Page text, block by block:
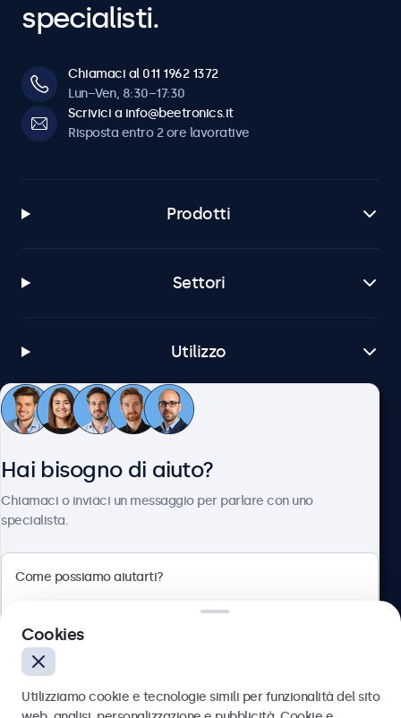
specialisti.
Chiamaci al 011 1962 1372
Lun–Ven, 8:30–17:30
Scrivici a info@beetronics.it
Risposta entro 2 ore lavorative
Prodotti
Settori
Utilizzo
Servizio Clienti
Italiano
Hai bisogno di aiuto?
Chiamaci o inviaci un messaggio per parlare con uno
specialista.
Cookies
Utilizziamo cookie e tecnologie simili per funzionalità del sito